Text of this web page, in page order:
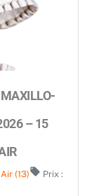
– 15
(13)local_offer Prix :